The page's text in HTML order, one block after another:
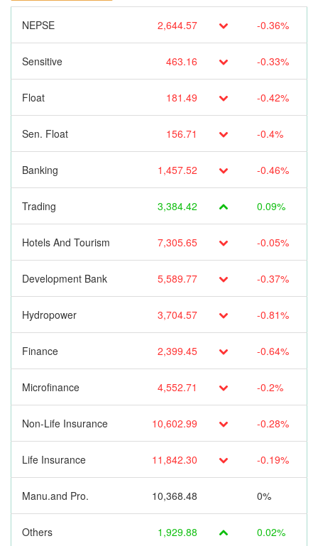
NEPSE 2,644.57 -0.36%
Sensitive 463.16 -0.33%
Float 181.49 -0.42%
Sen. Float 156.71 -0.4%
Banking 1,457.52 -0.46%
Trading 3,384.42 0.09%
Hotels And Tourism 7,305.65 -0.05%
Development Bank 5,589.77 -0.37%
Hydropower 3,704.57 -0.81%
Finance 2,399.45 -0.64%
Microfinance 4,552.71 -0.2%
Non-Life Insurance 10,602.99 -0.28%
Life Insurance 11,842.30 -0.19%
Manu.and Pro. 10,368.48 0%
Others 1,929.88 0.02%